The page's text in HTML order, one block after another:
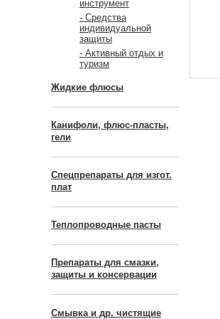
инструмент
- Средства
индивидуальной
защиты
- Активный отдых и
туризм
Жидкие флюсы
Канифоли, флюс-пласты,
гели
Спецпрепараты для изгот.
плат
Теплопроводные пасты
Препараты для смазки,
защиты и консервации
Смывка и др. чистящие